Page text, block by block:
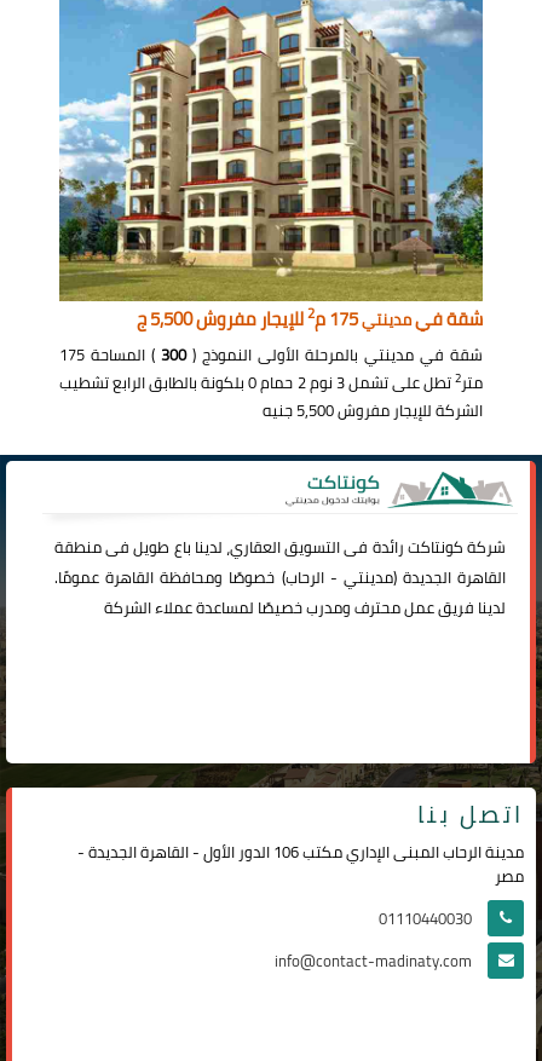
شقة فيمدينتي175 م 2للإيجار مفروش 5,500 ج
شقة في مدينتي بالمرحلة الأولى النموذج (300
) المساحة 175
متر2
تطل على تشمل 3 نوم 2 حمام 0 بلكونة بالطابق الرابع تشطيب
الشركة للإيجار مفروش 5,500 جنيه
شركةكونتاكترائدة فى التسويق العقاري، لدينا باع طويل فى منطقة
القاهرة الجديدة (مدينتي -الرحاب) خصوصًا ومحافظة القاهرة عمومًا.
لدينا فريق عمل محترف ومدرب خصيصًا لمساعدة عملاء الشركة
اتصل بنا
مدينة الرحاب المبنى الإداري مكتب 106 الدور الأول - القاهرة الجديدة -
مصر
01110440030
info@contact-madinaty.com